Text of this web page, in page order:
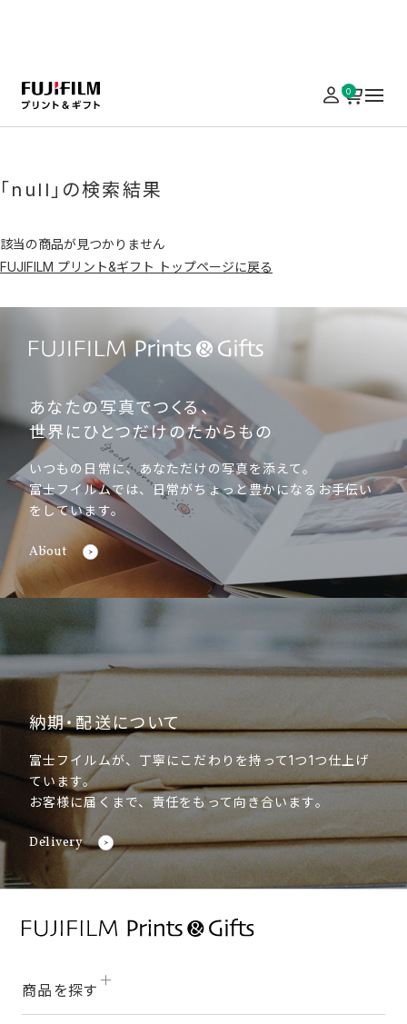
0
「null」の検索結果
該当の商品が見つかりません
FUJIFILM プリント&ギフト トップページに戻る
あなたの写真でつくる、
世界にひとつだけのたからもの
いつもの日常に、あなただけの写真を添えて。
富士フイルムでは、日常がちょっと豊かになるお手伝い
をしています。
About
納期・配送について
富士フイルムが、丁寧にこだわりを持って1つ1つ仕上げ
ています。
お客様に届くまで、責任をもって向き合います。
Delivery
商品を探す